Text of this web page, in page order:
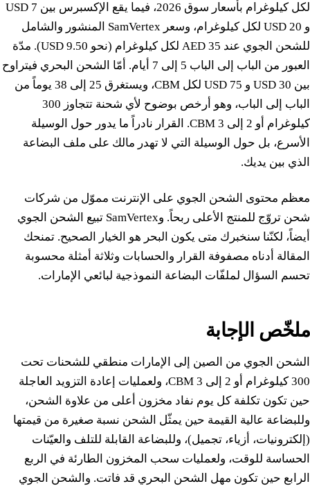
لكل كيلوغرام بأسعار سوق 2026، فيما يقع الإكسبرس بين 7 USD
و 20 USD لكل كيلوغرام، وسعر SamVertex المنشور والشامل
للشحن الجوي عند 35 AED لكل كيلوغرام (نحو 9.50 USD). مدّة
العبور من الباب إلى الباب 5 إلى 7 أيام. أمّا الشحن البحري فيتراوح
بين 30 USD و 75 USD لكل CBM، ويستغرق 25 إلى 38 يوماً من
الباب إلى الباب، وهو أرخص بوضوح لأي شحنة تتجاوز 300
كيلوغرام أو 2 إلى 3 CBM. القرار نادراً ما يدور حول الوسيلة
الأسرع، بل حول الوسيلة التي لا تهدر مالك على ملف البضاعة
الذي بين يديك.
معظم محتوى الشحن الجوي على الإنترنت مموّل من شركات
شحن تروّج للمنتج الأعلى ربحاً. وSamVertex تبيع الشحن الجوي
أيضاً، لكنّنا سنخبرك متى يكون البحر هو الخيار الصحيح. تمنحك
المقالة أدناه مصفوفة القرار والحسابات وثلاثة أمثلة محسوبة
تحسم السؤال لملفّات البضاعة النموذجية لبائعي الإمارات.
ملخّص الإجابة
الشحن الجوي من الصين إلى الإمارات منطقي للشحنات تحت
300 كيلوغرام أو 2 إلى 3 CBM، ولعمليات إعادة التزويد العاجلة
حين تكون تكلفة كل يوم نفاد مخزون أعلى من علاوة الشحن،
وللبضاعة عالية القيمة حين يمثّل الشحن نسبة صغيرة من قيمتها
(إلكترونيات، أزياء، تجميل)، وللبضاعة القابلة للتلف والعيّنات
الحساسة للوقت، ولعمليات سحب المخزون الطارئة في الربع
الرابع حين تكون مهل الشحن البحري قد فاتت. والشحن الجوي